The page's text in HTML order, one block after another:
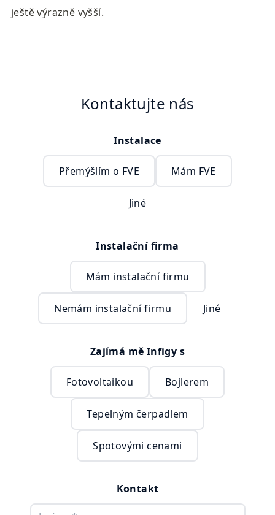
ještě výrazně vyšší.
Kontaktujte nás
Instalace
Přemýšlím o FVE Mám FVE
Jiné
Instalační firma
Mám instalační firmu
Nemám instalační firmu Jiné
Zajímá mě Infigy s
Fotovoltaikou Bojlerem
Tepelným čerpadlem
Spotovými cenami
Kontakt